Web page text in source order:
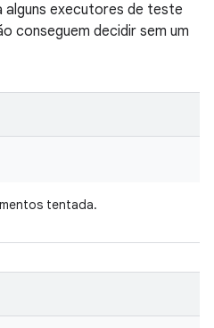
alguns executores de teste
conseguem decidir sem um
tentada.